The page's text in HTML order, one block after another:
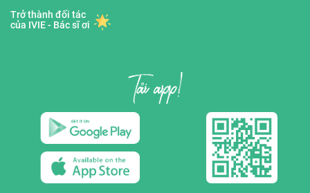
Trở thành đối tác
của IVIE - Bác sĩ ơi